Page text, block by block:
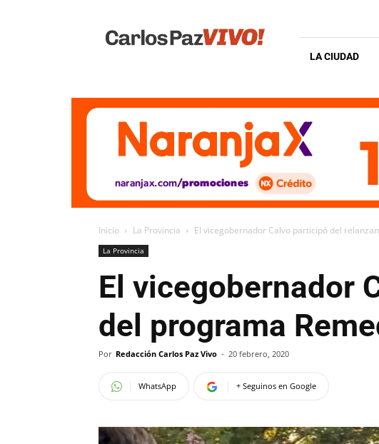
Vivo
LA CIUDAD
Inicio La Provincia El vicegobernador Calvo participó del
La Provincia
El vicegobernador
del programa
Por Redacción Carlos Paz Vivo - 20 febrero, 2020
WhatsApp + Seguinos en Google